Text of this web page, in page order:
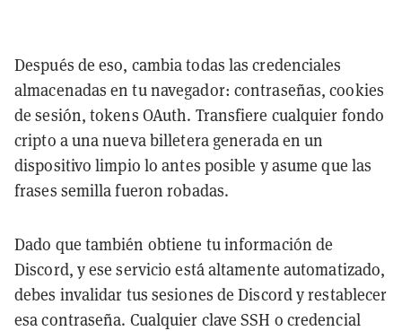
Después de eso, cambia todas las credenciales
almacenadas en tu navegador: contraseñas, cookies
de sesión, tokens OAuth. Transfiere cualquier fondo
cripto a una nueva billetera generada en un
dispositivo limpio lo antes posible y asume que las
frases semilla fueron robadas.
Dado que también obtiene tu información de
Discord, y ese servicio está altamente automatizado,
debes invalidar tus sesiones de Discord y restablecer
esa contraseña. Cualquier clave SSH o credencial